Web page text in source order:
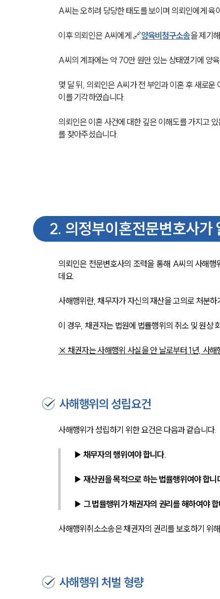
A씨는 오히려 당당한 태도를 보이며 의뢰인에게 육
이후 의뢰인은 A씨에게 🔗양육비청구소송을 제기
A씨의 계좌에는 약 70만 원만 있는 상태였기에 양
몇 달 뒤, 의뢰인은 A씨가 전 부인과 이혼 후 새로
이를 기각하였습니다.
의뢰인은 이혼 사건에 대한 깊은 이해도를 가지고
를 찾아주셨습니다.
2. 의정부이혼전문변호사가
의뢰인은 전문변호사의 조력을 통해 A씨의 사해
데요.
사해행위란, 채무자가 자신의 재산을 고의로 처분
이 경우, 채권자는 법원에 법률행위의 취소 및 원상
※ 채권자는 사해행위 사실을 안 날로부터 1년, 사
사해행위의 성립요건
사해행위가 성립하기 위한 요건은 다음과 같습니다.
▶ 채무자의 행위여야 합니다.
▶ 재산권을 목적으로 하는 법률행위여야 합니
▶ 그 법률행위가 채권자의 권리를 해하여야 합
사해행위취소소송은 채권자의 권리를 보호하기 위
사해행위 처벌 형량